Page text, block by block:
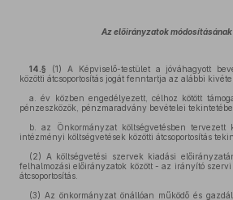
Az előirányzatok
14.§ (1) A Képviselő-testület a jóváhagyott
közötti átcsoportosítás jogát fenntartja az alábbi
a. év közben engedélyezett, célhoz kötött
pénzeszközök, pénzmaradvány bevételei
b. az Önkormányzat költségvetésben tervezett
intézményi költségvetések közötti átcsoportosítás
(2) A költségvetési szervek kiadási
felhalmozási előirányzatok között - az irányító
átcsoportosítás.
(3) Az önkormányzat önállóan működő és